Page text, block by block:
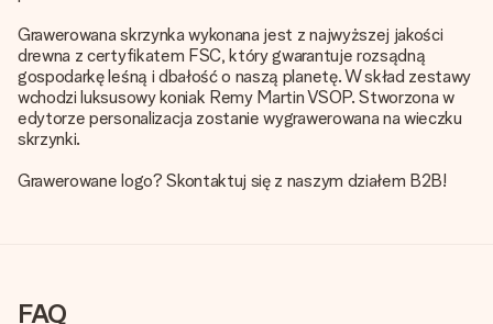
Grawerowana skrzynka wykonana jest z najwyższej jakości
drewna z certyfikatem FSC, który gwarantuje rozsądną
gospodarkę leśną i dbałość o naszą planetę. W skład zestawy
wchodzi luksusowy koniak Remy Martin VSOP. Stworzona w
edytorze personalizacja zostanie wygrawerowana na wieczku
skrzynki.
Grawerowane logo? Skontaktuj się z naszym działem B2B!
FAQ